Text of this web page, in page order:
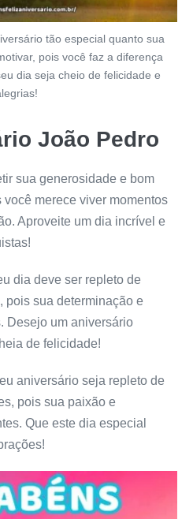
tão especial quanto sua
pois você faz a diferença
dia seja cheio de felicidade e
João Pedro
sua generosidade e bom
merece viver momentos
Aproveite um dia incrível e
dia deve ser repleto de
pois sua determinação e
Desejo um aniversário
de felicidade!
aniversário seja repleto de
pois sua paixão e
Que este dia especial